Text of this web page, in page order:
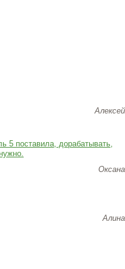
Алексей
5 поставила, дорабатывать,
Оксана
Алина